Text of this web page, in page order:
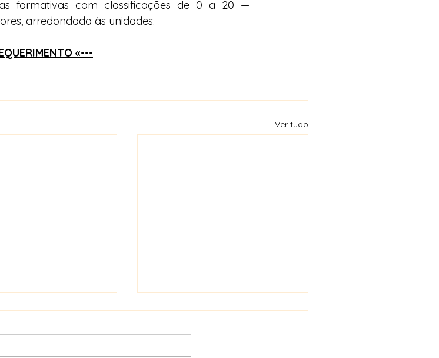
formativas com classificações de 0 a 20 —
arredondada às unidades.
«---
Ver tudo